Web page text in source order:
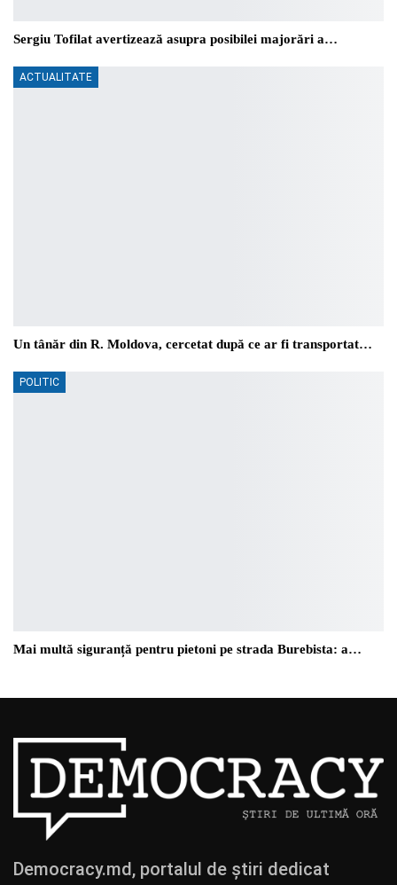
Sergiu Tofilat avertizează asupra posibilei majorări a…
ACTUALITATE
Un tânăr din R. Moldova, cercetat după ce ar fi transportat…
POLITIC
Mai multă siguranță pentru pietoni pe strada Burebista: a…
Democracy.md, portalul de știri dedicat